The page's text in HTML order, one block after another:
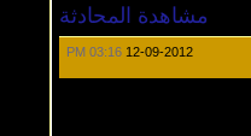
مشاهدة المحادثة
12-09-2012
03:16 PM